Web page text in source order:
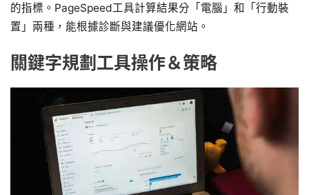
的指標。PageSpeed工具計算結果分「電腦」和「行動裝
置」兩種，能根據診斷與建議優化網站。
關鍵字規劃工具操作＆策略